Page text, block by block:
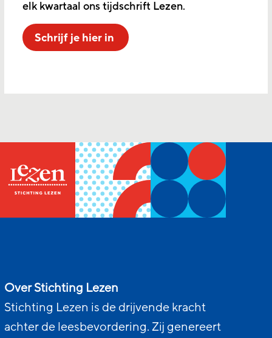
elk kwartaal ons tijdschrift Lezen.
Schrijf je hier in
Over Stichting Lezen
Stichting Lezen is de drijvende kracht
achter de leesbevordering. Zij genereert